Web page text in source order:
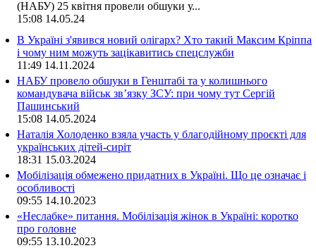
(НАБУ) 25 квітня провели обшуки у...
15:08 14.05.24
В Україні з'явився новий олігарх? Хто такий Максим Кріппа
і чому ним можуть зацікавитись спецслужби
11:49 14.11.2024
НАБУ провело обшуки в Генштабі та у колишнього
командувача військ зв’язку ЗСУ: при чому тут Сергій
Пашинський
15:08 14.05.2024
Наталія Холоденко взяла участь у благодійному проєкті для
українських дітей-сиріт
18:31 15.03.2024
Мобілізація обмежено придатних в Україні. Що це означає і
особливості
09:55 14.10.2023
«Неслабке» питання. Мобілізація жінок в Україні: коротко
про головне
09:55 13.10.2023